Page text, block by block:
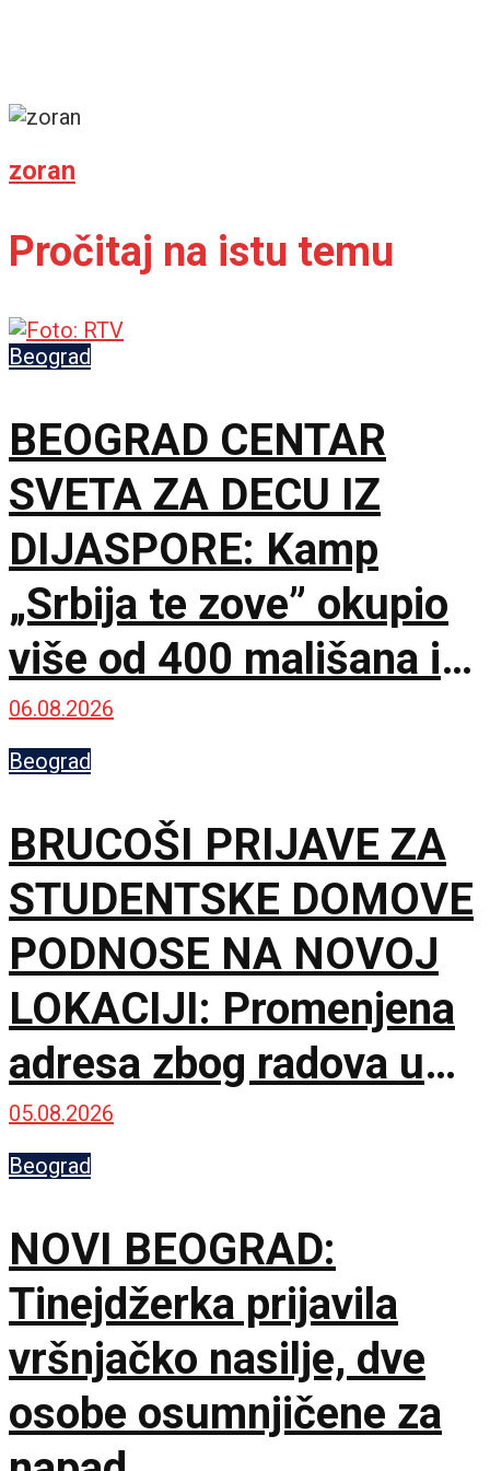
zoran
Pročitaj na istu temu
Beograd
BEOGRAD CENTAR
SVETA ZA DECU IZ
DIJASPORE: Kamp
„Srbija te zove” okupio
više od 400 mališana iz
17 zemalja
06.08.2026
Beograd
BRUCOŠI PRIJAVE ZA
STUDENTSKE DOMOVE
PODNOSE NA NOVOJ
LOKACIJI: Promenjena
adresa zbog radova u
Karaburmi
05.08.2026
Beograd
NOVI BEOGRAD:
Tinejdžerka prijavila
vršnjačko nasilje, dve
osobe osumnjičene za